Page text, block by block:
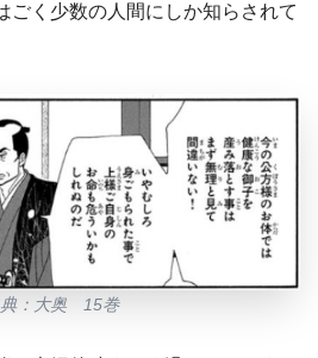
ごく少数の人間にしか知らされて
：大奥 15巻